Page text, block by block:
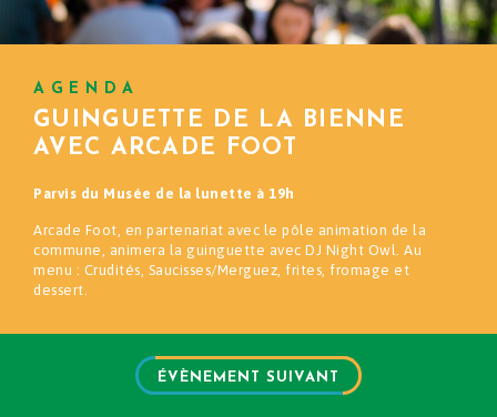
AGENDA
GUINGUETTE DE LA BIENNE
AVEC ARCADE FOOT
Parvis du Musée de la lunette à 19h
Arcade Foot, en partenariat avec le pôle animation de la
commune, animera la guinguette avec DJ Night Owl. Au
menu : Crudités, Saucisses/Merguez, frites, fromage et
dessert.
ÉVÈNEMENT SUIVANT